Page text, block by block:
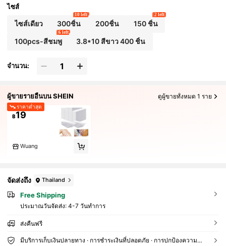
ไซส์
ไซส์เดียว 300ชิ้น
10 left
200ชิ้น 150 ชิ้น
2 left
100pcs-สีชมพู
6 left
3.8*10 สีขาว 400 ชิ้น
จำนวน:
ผู้ขายรายอื่นบน SHEIN ดูผู้ขายทั้งหมด 1 ราย
ราคาต่ำสุด
฿19
Wuang
จัดส่งถึง Thailand
Free Shipping
ประมาณวันจัดส่ง: 4-7 วันทำการ
ส่งคืนฟรี
มีบริการเก็บเงินปลายทาง · การชำระเงินที่ปลอดภัย · การปกป้องความเป็นส่วนตัว